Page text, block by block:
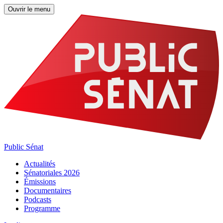
Ouvrir le menu
Public Sénat
Actualités
Sénatoriales 2026
Émissions
Documentaires
Podcasts
Programme